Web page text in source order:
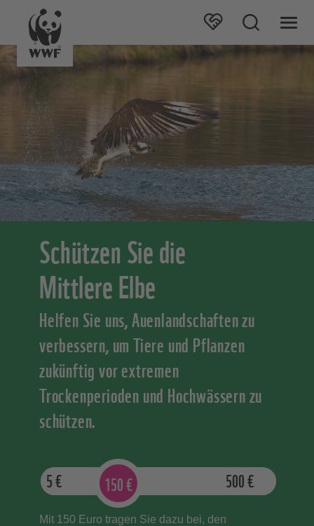
Schützen Sie die
Mittlere Elbe
Helfen Sie uns, Auenlandschaften zu
verbessern, um Tiere und Pflanzen
zukünftig vor extremen
Trockenperioden und Hochwässern zu
schützen.
150€
5€ 500€
Mit 150 Euro tragen Sie dazu bei, den